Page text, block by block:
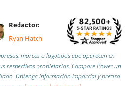
Redactor:
Ryan Hatch
marcas o logotipos que aparecen en
respectivos propietarios. Compare Power un
Obtenga información imparcial y precisa